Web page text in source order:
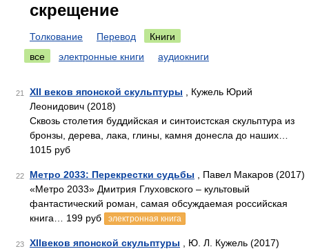
скрещение
Толкование Перевод
Книги
все
электронные книги аудиокниги
21 XII веков японской скульптуры , Кужель Юрий
Леонидович (2018)
Сквозь столетия буддийская и синтоистская скульптура из
бронзы, дерева, лака, глины, камня донесла до наших…
1015 руб
22 Метро 2033: Перекрестки судьбы , Павел Макаров (2017)
«Метро 2033» Дмитрия Глуховского – культовый
фантастический роман, самая обсуждаемая российская
книга… 199 руб
электронная книга
23 XIIвеков японской скульптуры , Ю. Л. Кужель (2017)